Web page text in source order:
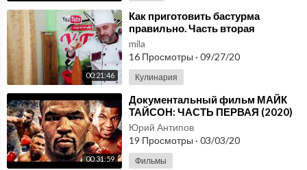
00:21:46
⁣Как приготовить бастурма
правильно. Часть вторая
mila
16 Просмотры · 09/27/20
Кулинария
00:31:59
⁣Документальный фильм МАЙК
ТАЙСОН: ЧАСТЬ ПЕРВАЯ (2020)
Юрий Антипов
19 Просмотры · 03/03/20
Фильмы